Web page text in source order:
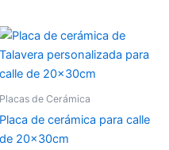
Placas de Cerámica
Placa de cerámica para calle
de 20x30cm